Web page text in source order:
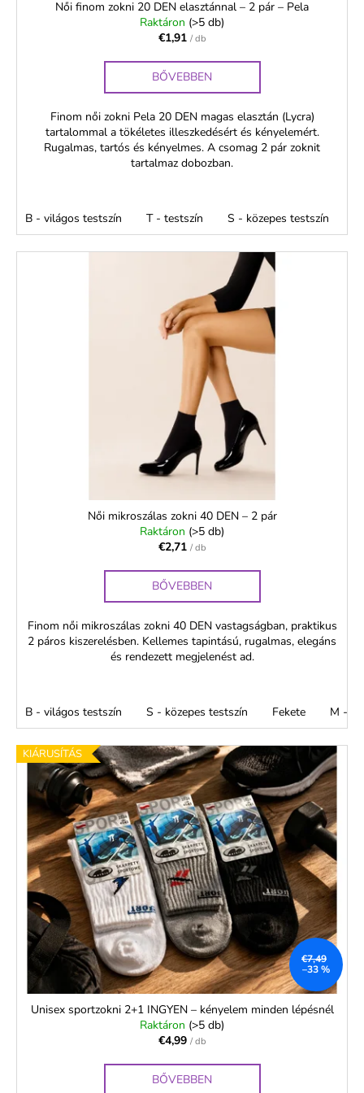
Női finom zokni 20 DEN elasztánnal – 2 pár – Pela
Raktáron (>5 db)
€1,91 / db
BŐVEBBEN
Finom női zokni Pela 20 DEN magas elasztán (Lycra)
tartalommal a tökéletes illeszkedésért és kényelemért.
Rugalmas, tartós és kényelmes. A csomag 2 pár zoknit
tartalmaz dobozban.
B - világos testszín T - testszín S - közepes testszín
Női mikroszálas zokni 40 DEN – 2 pár
Raktáron (>5 db)
€2,71 / db
BŐVEBBEN
Finom női mikroszálas zokni 40 DEN vastagságban, praktikus
2 páros kiszerelésben. Kellemes tapintású, rugalmas, elegáns
és rendezett megjelenést ad.
B - világos testszín S - közepes testszín Fekete M -
KIÁRUSÍTÁS
€7,49
–33 %
Unisex sportzokni 2+1 INGYEN – kényelem minden lépésnél
Raktáron (>5 db)
€4,99 / db
BŐVEBBEN